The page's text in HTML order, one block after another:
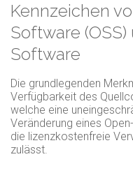
Kennzeichen
Software
Software
Die grundlegenden
Verfügbarkeit des
welche eine
Veränderung eines
die lizenzkostenfreie
zulässt.